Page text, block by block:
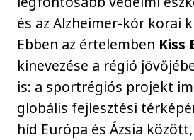
és az Alzheimer-kór korai
Ebben az értelemben Kiss
kinevezése a régió
is: a sportrégiós projekt
globális fejlesztési
híd Európa és Ázsia